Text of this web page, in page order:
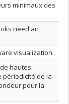
minimaux des
need an
visualization
hautes
de la
pour la